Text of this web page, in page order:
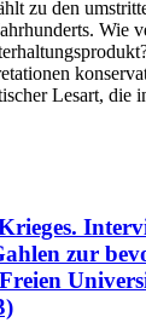
zu den
Wie
Lesart, die
zur